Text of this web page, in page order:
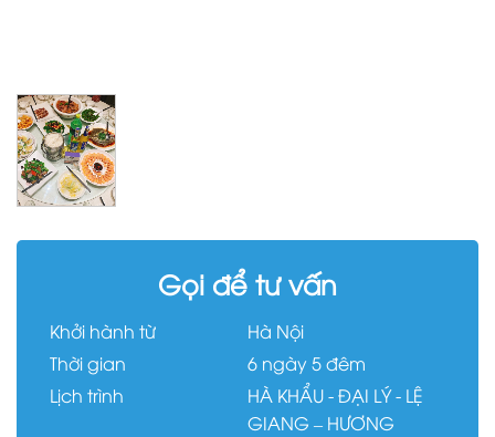
Gọi để tư vấn
Khởi hành từ
Hà Nội
Thời gian
6 ngày 5 đêm
Lịch trình
HÀ KHẨU - ĐẠI LÝ - LỆ
GIANG – HƯƠNG